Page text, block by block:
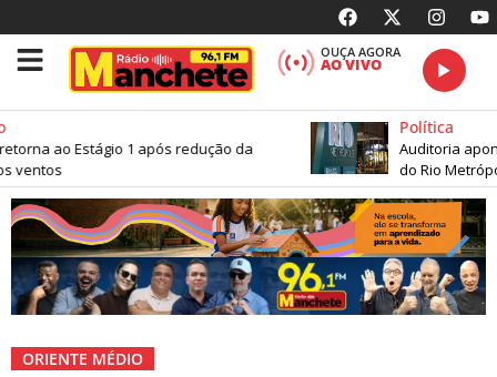
OUÇA AGORA
AO VIVO
ao Estágio 1 após redução da
ventos
Política
Auditoria
do Rio
ORIENTE MÉDIO